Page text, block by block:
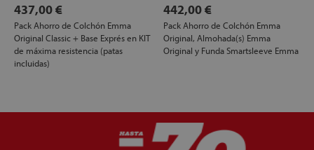
437,00 €
Pack Ahorro de Colchón Emma
Original Classic + Base Exprés en KIT
de máxima resistencia (patas
incluidas)
442,00 €
Pack Ahorro de Colchón Emma
Original, Almohada(s) Emma
Original y Funda Smartsleeve Emma